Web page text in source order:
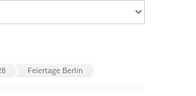
Feiertage Berlin